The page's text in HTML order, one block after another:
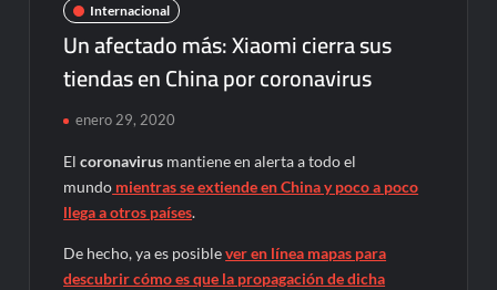
Internacional
Un afectado más: Xiaomi cierra sus
tiendas en China por coronavirus
enero 29, 2020
Elcoronavirus mantiene en alerta a todo el
mundo mientras se extiende en China y poco a poco
llega a otros países.
De hecho, ya es posiblever en línea mapas para
descubrir cómo es que la propagación de dicha